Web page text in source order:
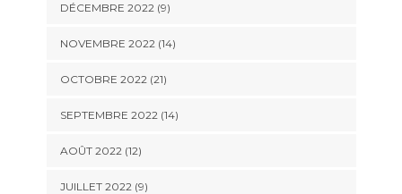
DÉCEMBRE 2022 (9)
NOVEMBRE 2022 (14)
OCTOBRE 2022 (21)
SEPTEMBRE 2022 (14)
AOÛT 2022 (12)
JUILLET 2022 (9)